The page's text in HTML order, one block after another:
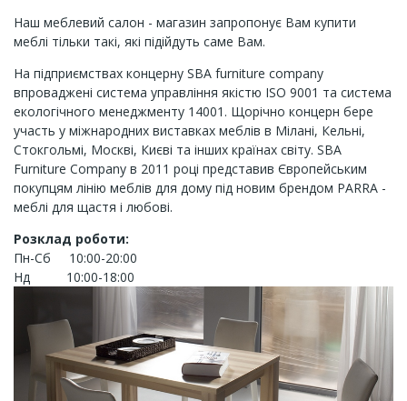
Наш меблевий салон - магазин запропонує Вам купити
меблі тільки такі, які підійдуть саме Вам.
На підприємствах концерну SВА furniture company
впроваджені система управління якістю ISO 9001 та система
екологічного менеджменту 14001. Щорічно концерн бере
участь у міжнародних виставках меблів в Мілані, Кельні,
Стокгольмі, Москві, Києві та інших країнах світу. SBA
Furniture Company в 2011 році представив Європейським
покупцям лінію меблів для дому під новим брендом PARRA -
меблі для щастя і любові.
Розклад роботи:
Пн-Сб 10:00-20:00
Нд 10:00-18:00